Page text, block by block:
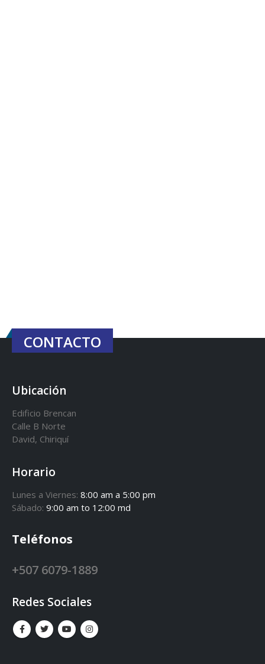
CONTACTO
Ubicación
Edificio Brencan
Calle B Norte
David, Chiriquí
Horario
Lunes a Viernes: 8:00 am a 5:00 pm
Sábado: 9:00 am to 12:00 md
Teléfonos
+507 6079-1889
Redes Sociales